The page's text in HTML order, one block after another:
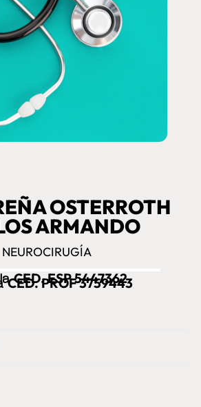
OSTERROTH
ARMANDO
NEUROCIRUGÍA
CED. ESP 5447362
CED. PROF 3759443